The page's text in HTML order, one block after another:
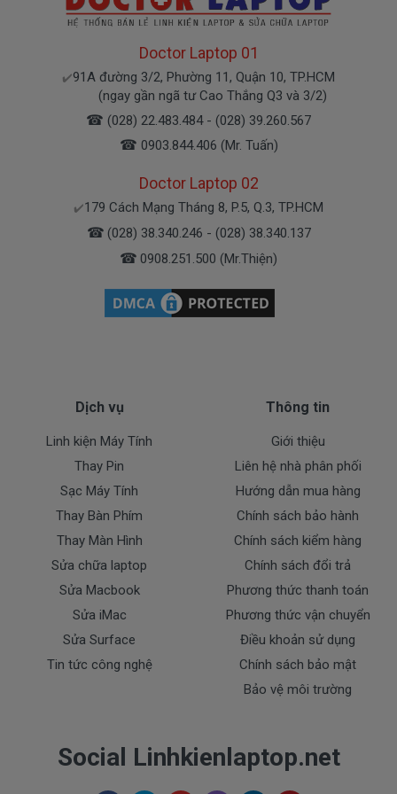
- Doctorlaptop có đội người kiểm tra và thay
Bạn chưa biết pin này có phù hợp với laptop của
mình hay không?
Bạn chưa biết máy tính Dell của mình là dòng
Bạn yên tâm nhé.
Bạn có thể gọi Zalo cho shop tai số0903.844.406
À mà thỉnh thoảng shop bận máy một chút, cứ nhắn
Trên thị trường thì có nhiều loại pin cho dell
thượng vàng hạ cám chất lượng bèo béo beo giá
thật rẻ củng có. Có nơi bán giá trên trời giá cao ngất
ngưỡng củng có.
Riêng shop Doctorlaptop chỉ có đúng 2 loại
Pin máy Dell Vostro Oem pin thay thếGiá
bán là000k
( Pin Oem pin thay thế của xưởng thứ
( Pin Zin này là pin xách tay về nhé )
Doctor Laptop 01
✔️91A đường 3/2, Phường 11, Quận 10, TP.HCM
(ngay gần ngã tư Cao Thắng Q3 và 3/2)
☎ (028) 22.483.484 - (028) 39.260.567
☎ 0903.844.406 (Mr. Tuấn)
Doctor Laptop 02
✔️179 Cách Mạng Tháng 8, P.5, Q.3, TP.HCM
☎ (028) 38.340.246 - (028) 38.340.137
☎ 0908.251.500 (Mr.Thiện)
Dịch vụ
Linh kiện Máy Tính
Thay Pin
Sạc Máy Tính
Thay Bàn Phím
Thay Màn Hình
Sửa chữa laptop
Sửa Macbook
Sửa iMac
Sửa Surface
Tin tức công nghệ
Thông tin
Giới thiệu
Liên hệ nhà phân phối
Hướng dẫn mua hàng
Chính sách bảo hành
Chính sách kiểm hàng
Chính sách đổi trả
Phương thức thanh toán
Phương thức vận chuyển
Điều khoản sử dụng
Chính sách bảo mật
Bảo vệ môi trường
Social Linhkienlaptop.net